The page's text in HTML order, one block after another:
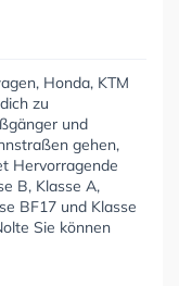
Honda, KTM
zu
und
gehen,
Hervorragende
B, Klasse A,
BF17 und Klasse
Sie können